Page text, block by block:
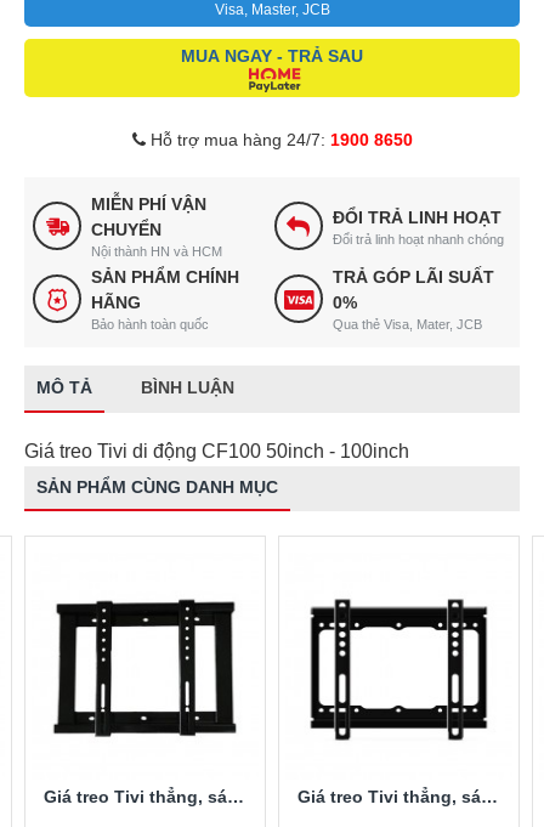
Visa, Master, JCB
MUA NGAY - TRẢ SAU
Hỗ trợ mua hàng 24/7: 1900 8650
MIỄN PHÍ VẬN
CHUYỂN
Nội thành HN và HCM
ĐỔI TRẢ LINH HOẠT
Đổi trả linh hoạt nhanh chóng
SẢN PHẨM CHÍNH
HÃNG
Bảo hành toàn quốc
TRẢ GÓP LÃI SUẤT
0%
Qua thẻ Visa, Mater, JCB
MÔ TẢ BÌNH LUẬN
Giá treo Tivi di động CF100 50inch - 100inch
SẢN PHẨM CÙNG DANH MỤC
Giá treo Tivi thẳng, sát tường 15" - 33" Giá treo Tivi thẳng, sát tường 26" - 40"